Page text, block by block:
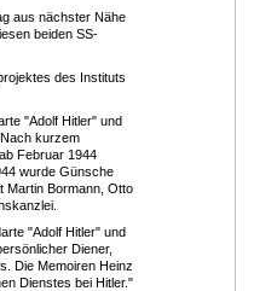
aus nächster Nähe
beiden SS-
des Instituts
"Adolf Hitler" und
kurzem
Februar 1944
wurde Günsche
Martin Bormann, Otto
"Adolf Hitler" und
Diener,
Die Memoiren Heinz
Dienstes bei Hitler."